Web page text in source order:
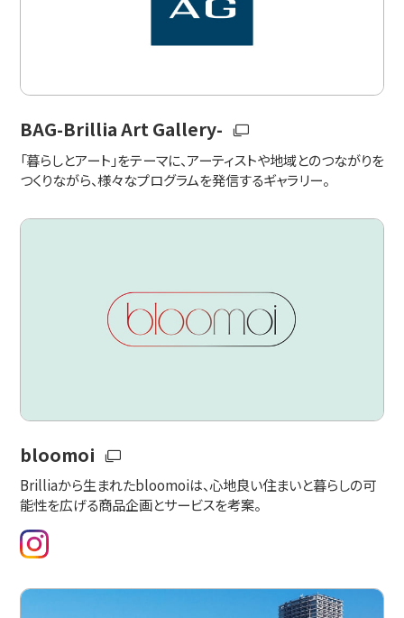
BAG-Brillia Art Gallery-
「暮らしとアート」をテーマに、アーティストや地域とのつながりを
つくりながら、様々なプログラムを発信するギャラリー。
bloomoi
Brilliaから生まれたbloomoiは、心地良い住まいと暮らしの可
能性を広げる商品企画とサービスを考案。